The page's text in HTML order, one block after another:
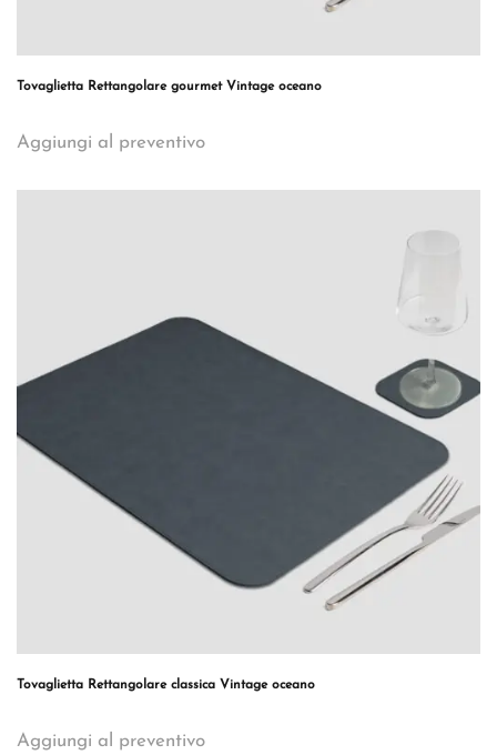
Tovaglietta Rettangolare gourmet Vintage oceano
Aggiungi al preventivo
Tovaglietta Rettangolare classica Vintage oceano
Aggiungi al preventivo